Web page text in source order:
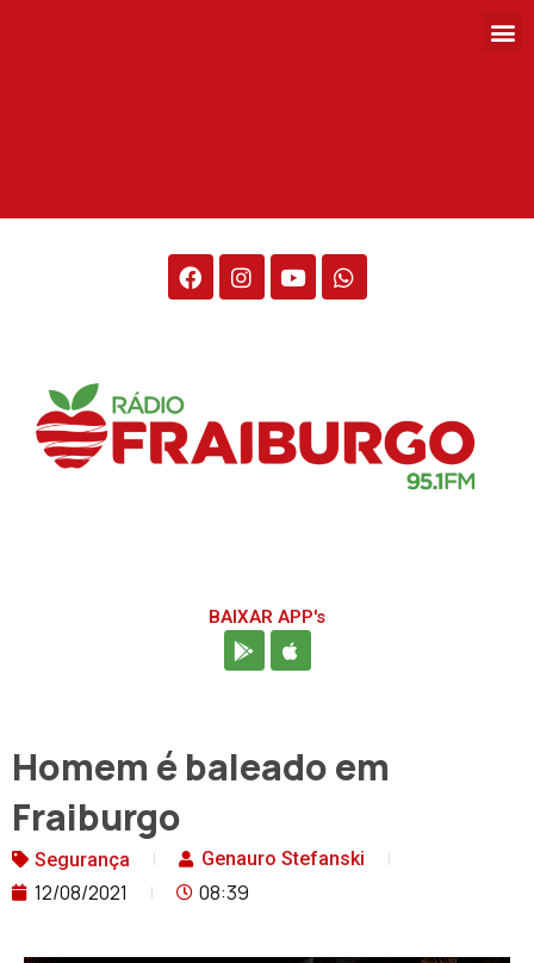
BAIXAR APP's
Homem é baleado em
Fraiburgo
Segurança Genauro Stefanski
12/08/2021 08:39